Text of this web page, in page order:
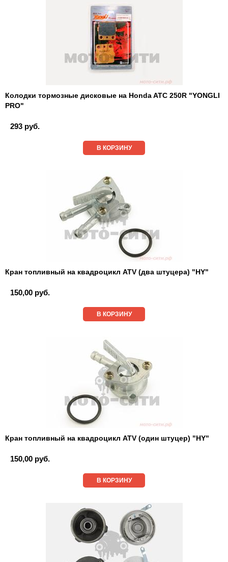
Колодки тормозные дисковые на Honda ATC 250R "YONGLI
PRO"
293 руб.
В КОРЗИНУ
Кран топливный на квадроцикл ATV (два штуцера) "HY"
150,00 руб.
В КОРЗИНУ
Кран топливный на квадроцикл ATV (один штуцер) "HY"
150,00 руб.
В КОРЗИНУ